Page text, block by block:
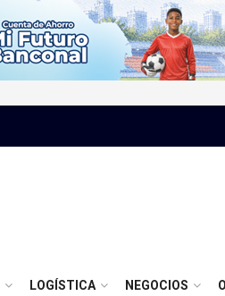
LOGÍSTICA NEGOCIOS